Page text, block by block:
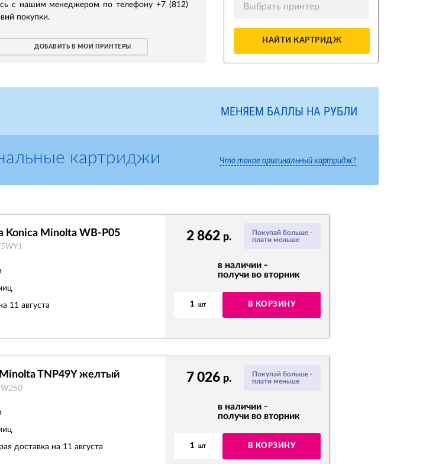
с нашим менеджером по телефону +7 (812)
покупки.
ДОБАВИТЬ В МОИ ПРИНТЕРЫ
Выбрать принтер
НАЙТИ КАРТРИДЖ
МЕНЯЕМ БАЛЛЫ НА РУБЛИ
Что такое оригинальный картридж?
картриджи
Покупай больше -
плати меньше
2 862 р.
в наличии -
получи во вторник
1 шт В КОРЗИНУ
Konica Minolta WB-P05
11 августа
Покупай больше -
плати меньше
7 026 р.
в наличии -
получи во вторник
1 шт В КОРЗИНУ
TNP49Y желтый
доставка на 11 августа